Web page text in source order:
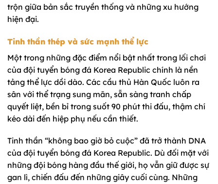
trộn giữa bản sắc truyền thống và những xu hướng
hiện đại.
Tinh thần thép và sức mạnh thể lực
Một trong những đặc điểm nổi bật nhất trong lối chơi
của đội tuyển bóng đá Korea Republic chính là nền
tảng thể lực dồi dào. Các cầu thủ Hàn Quốc luôn ra
sân với thể trạng sung mãn, sẵn sàng tranh chấp
quyết liệt, bền bỉ trong suốt 90 phút thi đấu, thậm chí
kéo dài đến hiệp phụ nếu cần thiết.
Tinh thần “không bao giờ bỏ cuộc” đã trở thành DNA
của đội tuyển bóng đá Korea Republic. Dù đối mặt với
những đội bóng hàng đầu thế giới, họ vẫn giữ được sự
gan lì, chiến đấu đến những giây cuối cùng. Những